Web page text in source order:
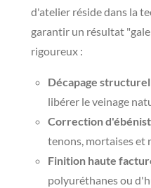
d'atelier réside dans la
garantir un résultat
rigoureux :
Décapage
libérer le veinage
Correction
tenons, mortaises et
Finition haute
polyuréthanes ou